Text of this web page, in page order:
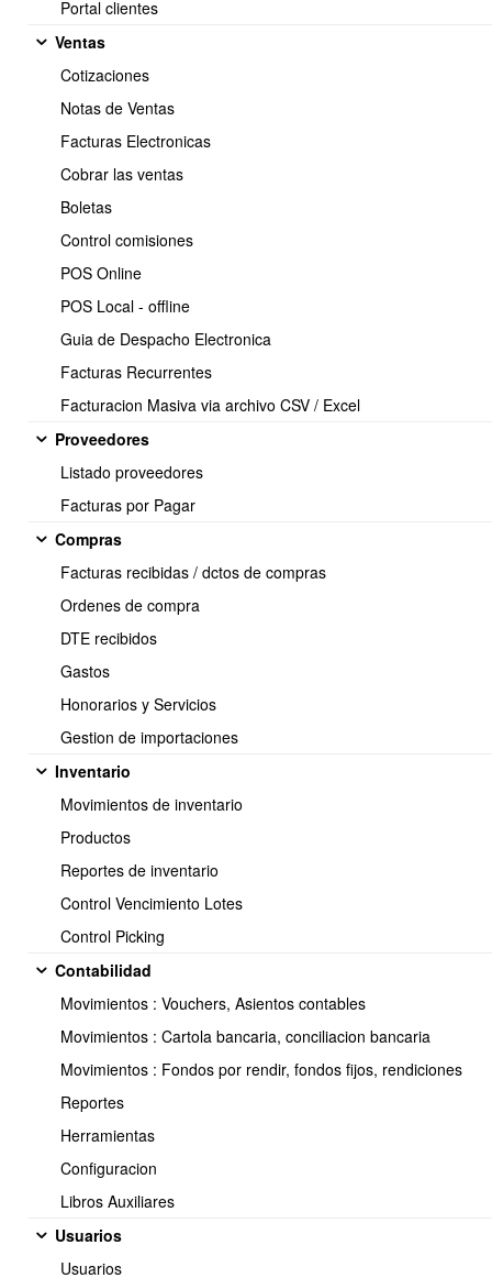
Portal clientes
Ventas
Cotizaciones
Notas de Ventas
Facturas Electronicas
Cobrar las ventas
Boletas
Control comisiones
POS Online
POS Local - offline
Guia de Despacho Electronica
Facturas Recurrentes
Facturacion Masiva via archivo CSV / Excel
Proveedores
Listado proveedores
Facturas por Pagar
Compras
Facturas recibidas / dctos de compras
Ordenes de compra
DTE recibidos
Gastos
Honorarios y Servicios
Gestion de importaciones
Inventario
Movimientos de inventario
Productos
Reportes de inventario
Control Vencimiento Lotes
Control Picking
Contabilidad
Movimientos : Vouchers, Asientos contables
Movimientos : Cartola bancaria, conciliacion bancaria
Movimientos : Fondos por rendir, fondos fijos, rendiciones
Reportes
Herramientas
Configuracion
Libros Auxiliares
Usuarios
Usuarios
Debe hacer clic en el botón Nueva Bodega:
sucursal se debe definir al menos una bodega para
contrario, si desea rebajar el stock al vender este no funcionará.
Usted puede agregar a una sucursal cuantas bodegas
bodega por sucursal.
Usted puede eliminar bodega en caso de ser necesario.
solo debe hacer clic en:
<< Anterior